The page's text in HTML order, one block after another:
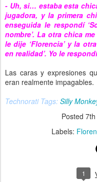
- Uh, si… estaba esta
jugadora, y la primera
enseguida le respondí
nombre’. La otra chica
le dije ‘Florencia’ y la
en realidad’. Yo le
Las caras y expresiones
eran realmente impagables.
Technorati Tags: Silly
Posted
Labels:
1